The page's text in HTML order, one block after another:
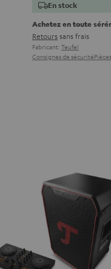
En stock
Achetez en toute
Retourssans frais
Fabricant: Teufel
Consignes de sécurité